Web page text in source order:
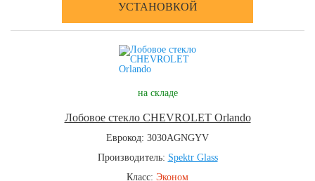
УСТАНОВКОЙ
на складе
Лобовое стекло CHEVROLET Orlando
Еврокод: 3030AGNGYV
Производитель: Spektr Glass
Класс: Эконом